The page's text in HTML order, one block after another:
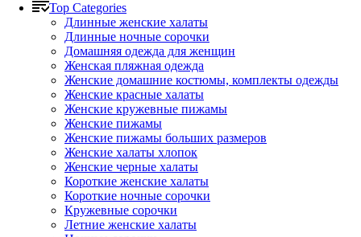
Top Categories
Длинные женские халаты
Длинные ночные сорочки
Домашняя одежда для женщин
Женская пляжная одежда
Женские домашние костюмы, комплекты одежды
Женские красные халаты
Женские кружевные пижамы
Женские пижамы
Женские пижамы больших размеров
Женские халаты хлопок
Женские черные халаты
Короткие женские халаты
Короткие ночные сорочки
Кружевные сорочки
Летние женские халаты